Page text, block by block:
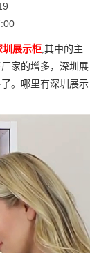
圳展示柜,其中的主
家的增多，深圳展
。哪里有深圳展示